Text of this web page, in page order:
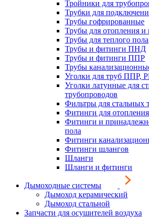
Тройники для
Трубки для
Трубы гофрированные
Трубы для отопления и
Трубы для теплого пола
Трубы и фитинги ПНД
Трубы и фитинги ППР
Трубы
Уголки для труб ППР,
Уголки латунные для
трубопроводов
Фильтры для стальных
Фитинги для
Фитинги и
пола
Фитинги
Фитинги шлангов
Шланги
Шланги и фитинги
Дымоходные системы
Дымоход керамический
Дымоход стальной
Запчасти для осушителей воздуха